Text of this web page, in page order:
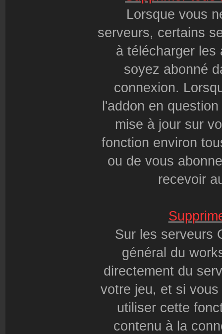
Lorsque vous
serveurs, certains
à télécharger les
soyez abonné
connexion.
l'addon en
mise à jour sur
fonction environ
ou de vous
recevoir
Sur les serveurs
général du
directement du
votre jeu, et si
utiliser cette
contenu à la